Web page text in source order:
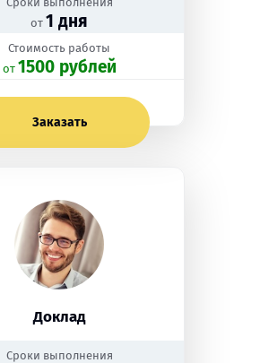
от 1 дня
Стоимость работы
oт 1500 рублей
Заказать
Доклад
Сроки выполнения